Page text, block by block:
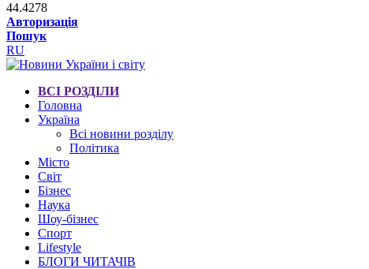
44.4278
Авторизація
Пошук
RU
ВСІ РОЗДІЛИ
Головна
Україна
Всі новини розділу
Політика
Місто
Світ
Бізнес
Наука
Шоу-бізнес
Спорт
Lifestyle
БЛОГИ ЧИТАЧІВ